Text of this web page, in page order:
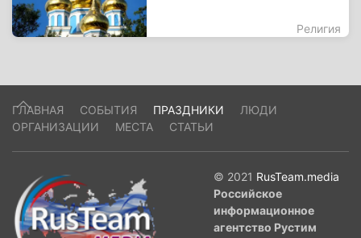
Религия
ГЛАВНАЯ СОБЫТИЯ ПРАЗДНИКИ
ЛЮДИ
ОРГАНИЗАЦИИ
МЕСТА СТАТЬИ
© 2021 RusTeam.media
Российское
информационное
агентство Рустим